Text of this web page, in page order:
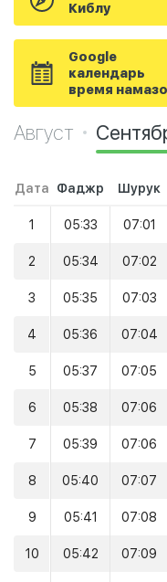
Киблу
Google
календарь
время
Август
Дата Фаджр Шурук
1 05:33 07:01
2 05:34 07:02
3 05:35 07:03
4 05:36 07:04
5 05:37 07:05
6 05:38 07:06
7 05:39 07:06
8 05:40 07:07
9 05:41 07:08
10 05:42 07:09